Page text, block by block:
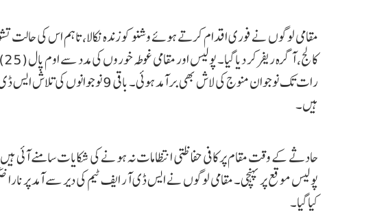
مقامی لوگوں نے فوری اقدام کرتے ہوئے وشنو کو زندہ نکالا، تاہم اس کی حالت
رات تک نوجوان منوج کی لاش بھی برآمد
ہیں۔
حادثے کے وقت مقام پر کافی حفاظتی انتظامات نہ ہونے کی شکایات سامنے آئی
پولیس موقع پر پہنچی۔ مقامی لوگوں نے ایس ڈی آر ایف ٹیم کی دیر سے آمد پر ناراضگی
کیا گیا۔